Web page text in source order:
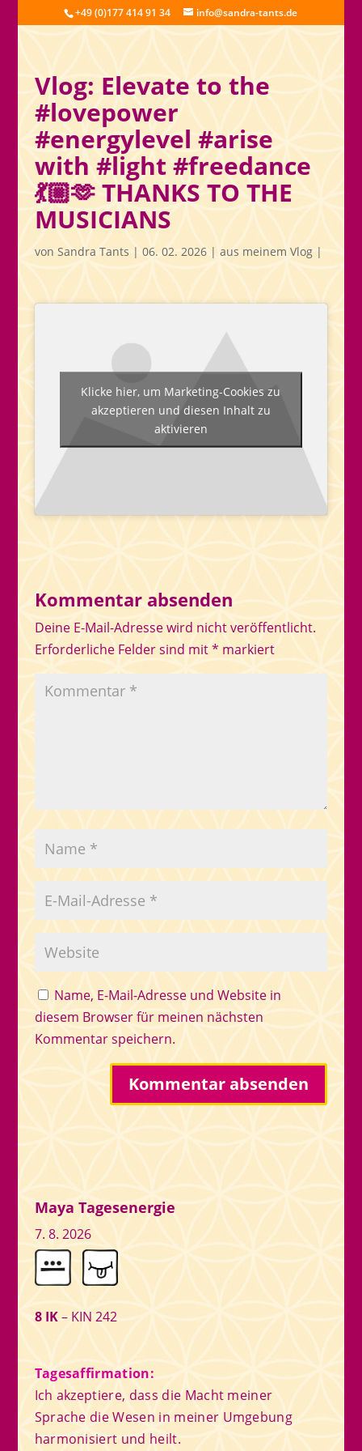
+49 (0)177 414 91 34 info@sandra-tants.de
Vlog: Elevate to the
#lovepower
#energylevel #arise
with #light #freedance
💃🏼🫶 THANKS TO THE
MUSICIANS
von Sandra Tants|06. 02. 2026| aus meinem Vlog|
Klicke hier, um Marketing-Cookies zu
akzeptieren und diesen Inhalt zu
aktivieren
Kommentar absenden
Deine E-Mail-Adresse wird nicht veröffentlicht.
Erforderliche Felder sind mit* markiert
Name, E-Mail-Adresse und Website in
diesem Browser für meinen nächsten
Kommentar speichern.
Maya Tagesenergie
7. 8. 2026
8 IK– KIN 242
Tagesaffirmation:
Ich akzeptiere, dass die Macht meiner
Sprache die Wesen in meiner Umgebung
harmonisiert und heilt.